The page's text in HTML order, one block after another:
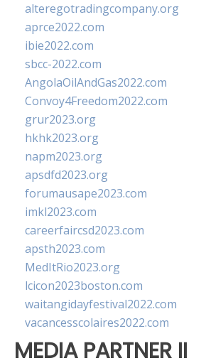
alteregotradingcompany.org
aprce2022.com
ibie2022.com
sbcc-2022.com
AngolaOilAndGas2022.com
Convoy4Freedom2022.com
grur2023.org
hkhk2023.org
napm2023.org
apsdfd2023.org
forumausape2023.com
imkl2023.com
careerfaircsd2023.com
apsth2023.com
MedItRio2023.org
lcicon2023boston.com
waitangidayfestival2022.com
vacancesscolaires2022.com
MEDIA PARTNER II